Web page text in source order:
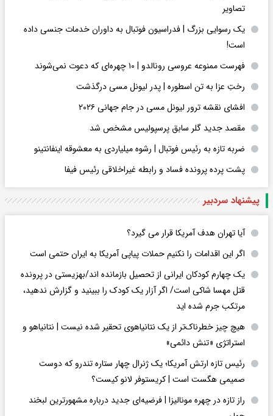
تصاویر
یک رسوایی بزرگ | فدراسیون فوتبال به داوران خدمات جنسی داده
است!
فهرست ممنوعه عروسی رونالدو | ۱۰ چهره‌ای که دعوت نمی‌شوند
رختِ عزا به تن اسطوره | پدر لیونل مسی درگذشت
افشای نقشه ترور لیونل مسی در جام جهانی ۲۰۲۶
مقصد جدید گلر سابق پرسپولیس مشخص شد
ضربه تازه به رئیس فوتبال | رشوه میلیاردی به معشوقه اینفانتینو
پشت پرده پرونده فساد و رابطه غیراخلاقی‌ رئیس فیفا
پیشنهاد سردبیر
آیا تهران هدف آمریکا قرار می گیرد؟
اگر این اقدامات را نکنیم حملات پیاپی آمریکا به ایران حتمی است
یک چهارم کودکان ایرانی از تحصیل بازمانده اند/بهزیستی در پرونده
قتل مهسا شاکی است/ اگر آزار یک کودک را ببینید و گزارش ندهید،
مرتکب جرم شده اید
هیچ چیز خطرناک‌تر از یک نتانیاهوی تحقیر شده نیست | نتانیاهو و
استراتژی «تنش دائمی»
رئیس تازه ارتش آمریکا؛ یک ژنرال چهار ستاره تندرو که دوست
صمیمی هگست است | کریستوفر لانو کیست؟
راز تازه در چهره مونالیزا | فرضیه‌ای جدید درباره مشهورترین لبخند